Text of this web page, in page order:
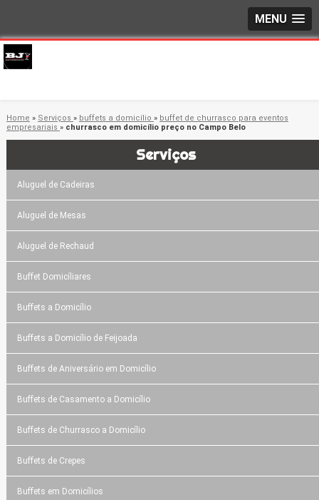
MENU
Home » Serviços » buffets a domicílio » buffet de churrasco para eventos
empresariais » churrasco em domicílio preço no Campo Belo
Serviços
Aluguel de Cadeiras
Aluguel de Mesas
Aluguel de Rechaud
Buffet Domicíliares
Buffets a Domicílio
Buffets a Domicílio de Feijoada
Buffets de Aniversário em Domicílio
Buffets de Casamento a Domicílio
Buffets de Churrasco a Domicílio
Buffets de Crepes
Buffets em Domicílios